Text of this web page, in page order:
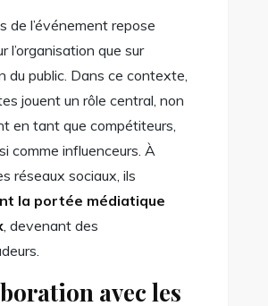
de l’événement repose
l’organisation que sur
du public. Dans ce contexte,
jouent un rôle central, non
en tant que compétiteurs,
comme influenceurs. À
réseaux sociaux, ils
la portée médiatique
, devenant des
avec les